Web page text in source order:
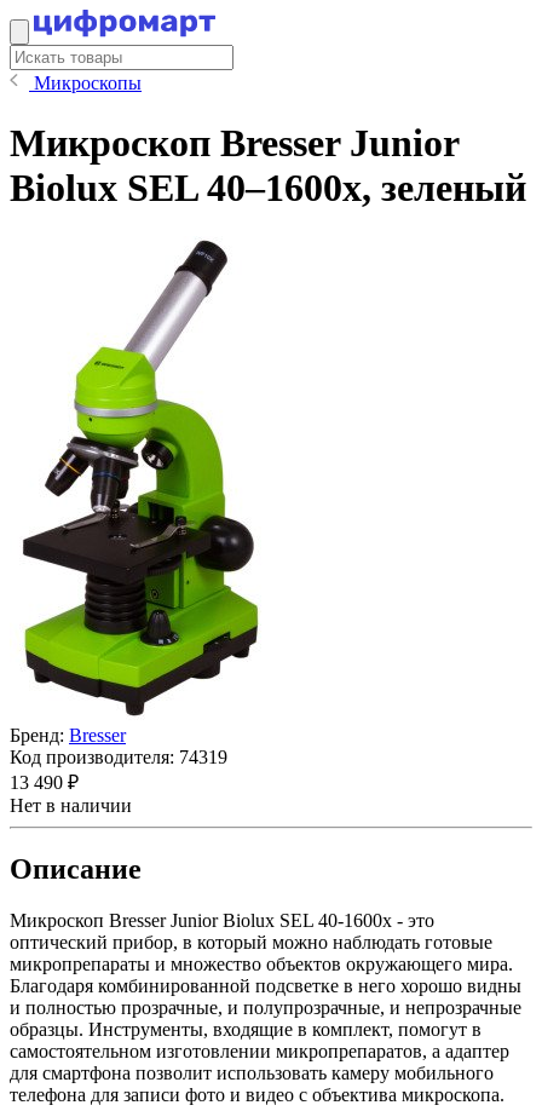
Микроскопы
Микроскоп Bresser Junior
Biolux SEL 40–1600x, зеленый
Бренд: Bresser
Код производителя: 74319
13 490 ₽
Нет в наличии
Описание
Микроскоп Bresser Junior Biolux SEL 40-1600x - это
оптический прибор, в который можно наблюдать готовые
микропрепараты и множество объектов окружающего мира.
Благодаря комбинированной подсветке в него хорошо видны
и полностью прозрачные, и полупрозрачные, и непрозрачные
образцы. Инструменты, входящие в комплект, помогут в
самостоятельном изготовлении микропрепаратов, а адаптер
для смартфона позволит использовать камеру мобильного
телефона для записи фото и видео с объектива микроскопа.